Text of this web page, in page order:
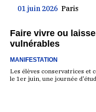
01 juin 2026 Paris
Faire vivre ou
vulnérables
MANIFESTATION
Les élèves conservatrices et
le 1er juin, une journée